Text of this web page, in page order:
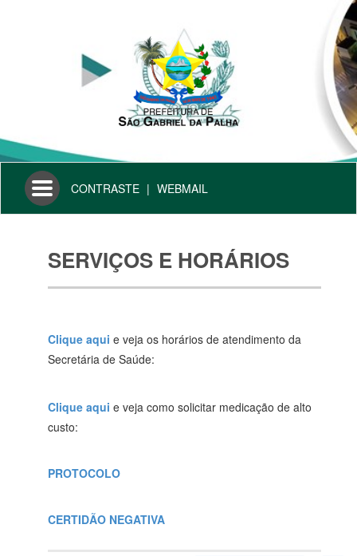
Toggle
navigation
CONTRASTE | WEBMAIL
SERVIÇOS E HORÁRIOS
Clique aqui e veja os horários de atendimento da
Secretária de Saúde:
Clique aqui e veja como solicitar medicação de alto
custo:
PROTOCOLO
CERTIDÃO NEGATIVA